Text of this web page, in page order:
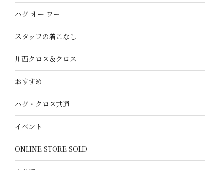
ハグ オー ワー
スタッフの着こなし
川西クロス＆クロス
おすすめ
ハグ・クロス共通
イベント
ONLINE STORE SOLD